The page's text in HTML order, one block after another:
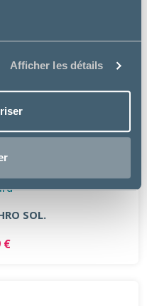
Afficher les détails
SOL.
€